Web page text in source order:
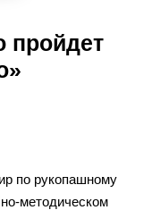
пройдет
по рукопашному
методическом